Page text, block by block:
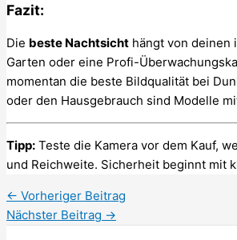
Fazit:
Die beste Nachtsicht hängt von deinen
Garten oder eine Profi-
momentan die beste Bildqualität bei
oder den Hausgebrauch sind Modelle
Tipp: Teste die Kamera vor dem Kauf,
und Reichweite. Sicherheit beginnt mit
← Vorheriger Beitrag
Nächster Beitrag →